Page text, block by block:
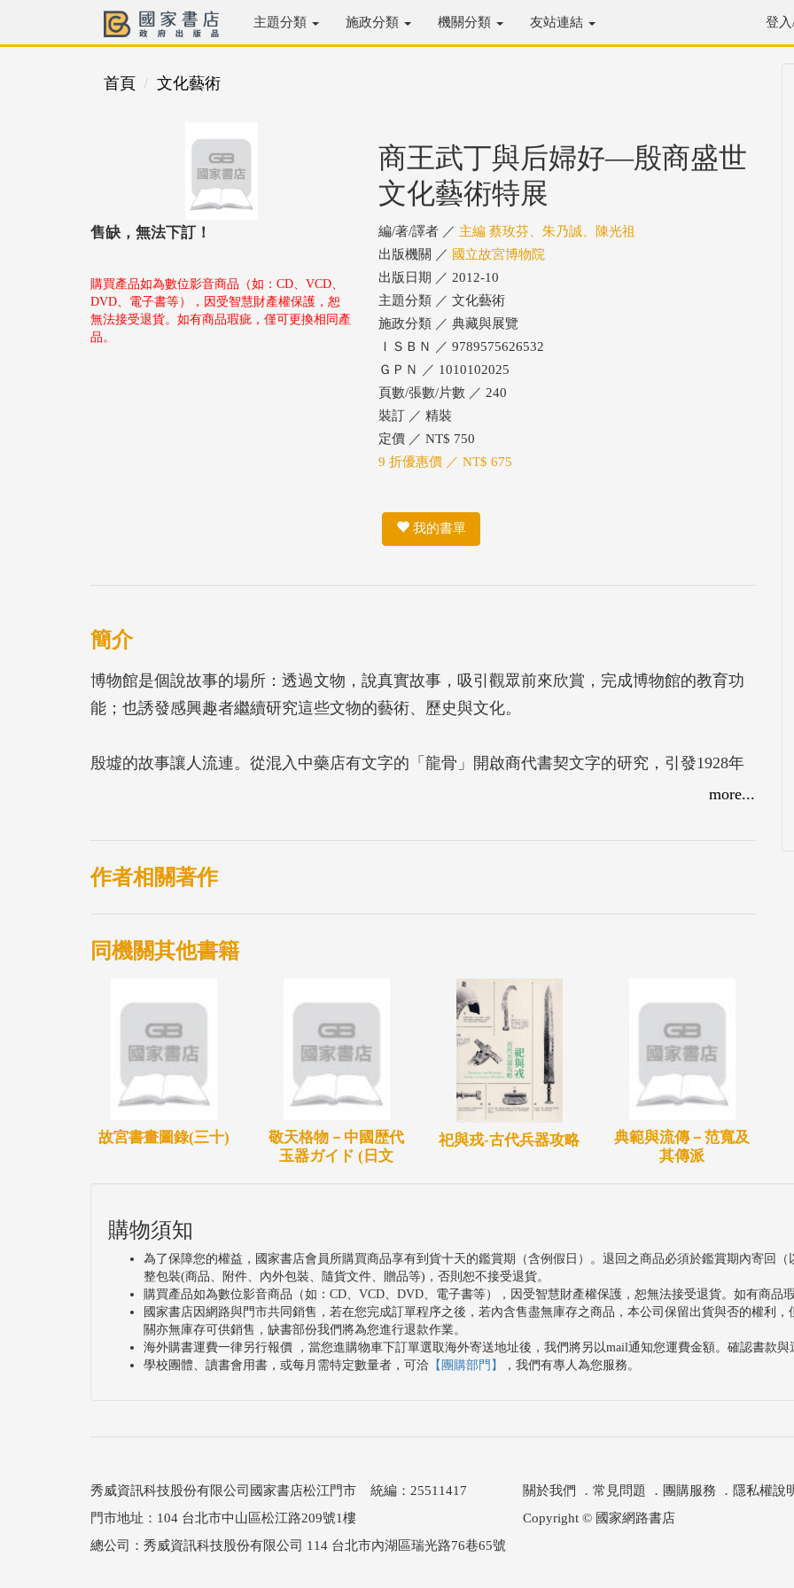
主題分類 施政分類 機關分類 友站連結 登
首頁 文化藝術
售缺，無法下訂！
購買產品如為數位影音商品（如：CD、VCD、
DVD、電子書等），因受智慧財產權保護，恕
無法接受退貨。如有商品瑕疵，僅可更換相同產
品。
商王武丁與后婦好—殷商盛世
文化藝術特展
編/著/譯者 ／ 主編 蔡玫芬、朱乃誠、陳光祖
出版機關 ／ 國立故宮博物院
出版日期 ／ 2012-10
主題分類 ／ 文化藝術
施政分類 ／ 典藏與展覽
ＩＳＢＮ ／ 9789575626532
ＧＰＮ ／ 1010102025
頁數/張數/片數 ／ 240
裝訂 ／ 精裝
定價 ／ NT$ 750
9 折優惠價 ／ NT$ 675
我的書單
簡介
博物館是個說故事的場所：透過文物，說真實故事，吸引觀眾前來欣賞，完成博物館的教育功
能；也誘發感興趣者繼續研究這些文物的藝術、歷史與文化。
殷墟的故事讓人流連。從混入中藥店有文字的「龍骨」開啟商代書契文字的研究，引發1928年
中央研究院歷史語言研究所於殷墟進行長期的考古，直到抗戰軍興。十年之內，王陵、宮殿的
期大小事件的卜問；成熟的字體結構，與今日漢字一脈相承的源頭，都令人驚嘆。1950 年以
後，中國社會科學院考古研究所繼續發掘殷墟，深入發現殷商王室貴族與居民的生活內涵，包
殷墟遺址至今仍在考古學家的勤懇耕耘下，逐漸擴展對商朝的認知，這是考古學家們接力考古
的佳話，他們共同營造考古與歷史最初也最有力的接續，補強歷史所未載的深度與厚度，也在
疑古風潮中挽救了史學的可信度。
武丁和婦好，是另一個讓人感興趣的故事，一個是商代「德高可尊」在位五十九年的王，他的
王陵應當是中央研究院發掘的大墓之一，墓已遭嚴重盜擾，遺物現存於台北南港。一個是甲骨
文中記載能主持祭祀又率大軍出征的女性，武丁經常卜問她分娩、病痛之事，關切之情可見。
稽的另段佳話。
more...
作者相關著作
同機關其他書籍
故宮書畫圖錄(三十)
敬天格物－中國歴代
玉器ガイド (日文
祀與戎-古代兵器攻略
典範與流傳－范寬及
其傳派
購物須知
為了保障您的權益，國家書店會員所購買商品享有到貨十天的鑑賞期（含例假日）。退回之商品必須於鑑賞期內寄回
整包裝(商品、附件、內外包裝、隨貨文件、贈品等)，否則恕不接受退貨。
購買產品如為數位影音商品（如：CD、VCD、DVD、電子書等），因受智慧財產權保護，恕無法接受退貨。如有商品
國家書店因網路與門市共同銷售，若在您完成訂單程序之後，若內含售盡無庫存之商品，本公司保留出貨與否的權利
關亦無庫存可供銷售，缺書部份我們將為您進行退款作業。
海外購書運費一律另行報價 ，當您進購物車下訂單選取海外寄送地址後，我們將另以mail通知您運費金額。確認書款
學校團體、讀書會用書，或每月需特定數量者，可洽 【團購部門】 ，我們有專人為您服務。
秀威資訊科技股份有限公司國家書店松江門市 統編：25511417
門市地址：104 台北市中山區松江路209號1樓
關於我們 ． 常見問題 ． 團購服務 ． 隱私權說
Copyright © 國家網路書店
總公司：秀威資訊科技股份有限公司 114 台北市內湖區瑞光路76巷65號